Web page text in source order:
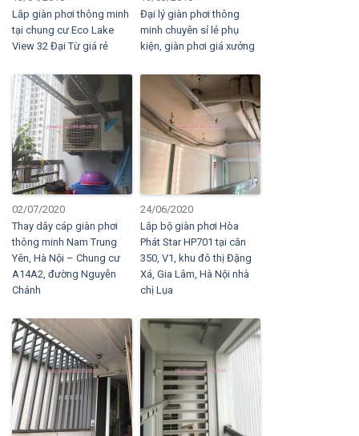
Lắp giàn phơi thông minh
tại chung cư Eco Lake
View 32 Đại Từ giá rẻ
Đại lý giàn phơi thông
minh chuyên sỉ lẻ phụ
kiện, giàn phơi giá xưởng
02/07/2020
Thay dây cáp giàn phơi
thông minh Nam Trung
Yên, Hà Nội – Chung cư
A14A2, đường Nguyễn
Chánh
24/06/2020
Lắp bộ giàn phơi Hòa
Phát Star HP701 tại căn
350, V1, khu đô thị Đặng
Xá, Gia Lâm, Hà Nội nhà
chị Lụa